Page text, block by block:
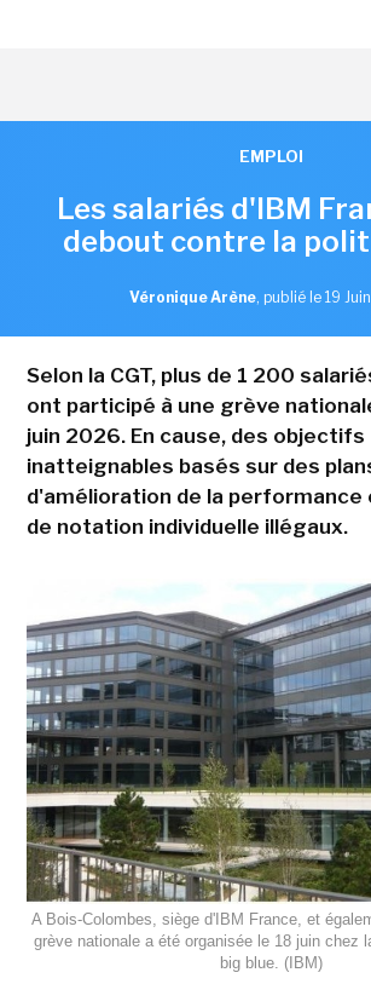
EMPLOI
Les salariés d'IBM
debout contre la
Véronique Arène, publié le 19
Selon la CGT, plus de 1 200
ont participé à une grève
juin 2026. En cause, des objectifs
inatteignables basés sur des
d'amélioration de la performance
de notation individuelle illégaux.
A Bois-Colombes, siège d'IBM France, et
grève nationale a été organisée le 18 juin chez
big blue. (IBM)